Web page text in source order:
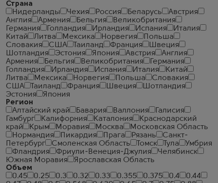
Страна
Нидерланды
Чехия Россия Беларусь
Австрия
Англия
Армения Бельгия
Великобритания
Германия
Голландия Ирландия Испания
Италия
Китай
Литва Мексика Норвегия
Польша
Словакия
США Таиланд Франция
Швеция
Шотландия
Эстония Япония Австрия
Англия
Армения
Бельгия Великобритания
Германия
Голландия
Ирландия Испания Италия
Китай
Литва
Мексика Норвегия Польша
Словакия
США
Таиланд Франция Швеция
Шотландия
Эстония
Япония
Регион
Алтайский край
Бавария Валлония
Галисия
Гамбург
Калифорния Каталония
Краснодарский
край
Крым Моравия Москва
Московская Область
Нормандия
Пикардия Прага Рязань
Санкт-
Петербург
Смоленская Область Томск Тула
Умбрия
Фландрия
Фриули-Венеция-Джулия
Челябинск
Южная Моравия
Ярославская Область
Объем
0.45
0.25 0.3 0.32 0.33 0.355 0.375 0.4
0.44